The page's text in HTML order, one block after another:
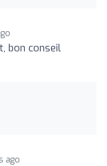
bon conseil
ago